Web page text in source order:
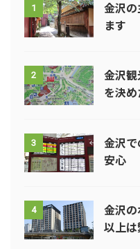
1
金沢
ます
2
金沢
を決
3
金沢
安心
4
金沢
以上